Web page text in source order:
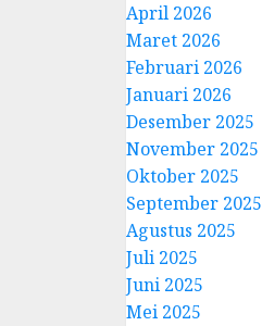
April 2026
Maret 2026
Februari 2026
Januari 2026
Desember 2025
November 2025
Oktober 2025
September 2025
Agustus 2025
Juli 2025
Juni 2025
Mei 2025